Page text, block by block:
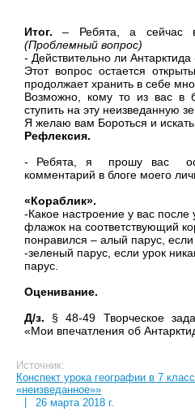
Итог.– Ребята, а сейчас
(Проблемный вопрос)
- Действительно ли
Этот вопрос остается
продолжает хранить в себе
Возможно, кому то из вас в
ступить на эту неизведанную
Я желаю вам Бороться и
Рефлексия.
- Ребята, я прошу вас
комментарий в блоге моего
«Кораблик».
-Какое настроение у вас после
флажок на соответствующий
понравился – алый парус,
-зеленый парус, если урок
парус.
Оценивание.
Д/з. § 48-49 Творческое
«Мои впечатления об
Источник:
Конспект урока географии в 7
«неизведанное»»
26 марта 2018 г.